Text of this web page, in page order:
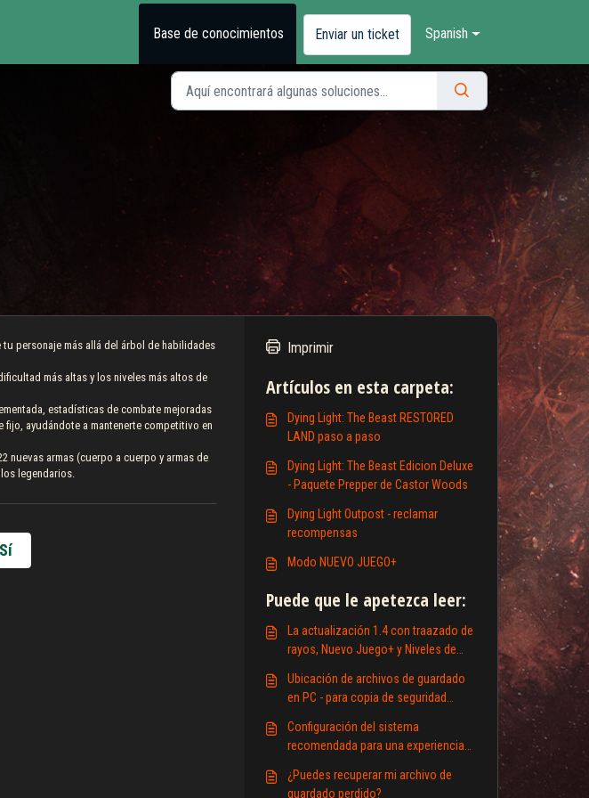
Base de conocimientos Enviar un ticket Spanish
personaje más allá del árbol de habilidades
más altas y los niveles más altos de
estadísticas de combate mejoradas
fijo, ayudándote a mantenerte competitivo en
nuevas armas (cuerpo a cuerpo y armas de
legendarios.
Sí
Imprimir
Artículos en esta carpeta:
Dying Light: The Beast RESTORED
LAND paso a paso
Dying Light: The Beast Edicion Deluxe
- Paquete Prepper de Castor Woods
Dying Light Outpost - reclamar
recompensas
Modo NUEVO JUEGO+
Puede que le apetezca leer:
La actualización 1.4 con traazado de
rayos, Nuevo Juego+ y Niveles de
Ubicación de archivos de guardado
en PC - para copia de seguridad
Configuración del sistema
recomendada para una experiencia
generación de cuadros
¿Puedes recuperar mi archivo de
guardado perdido?